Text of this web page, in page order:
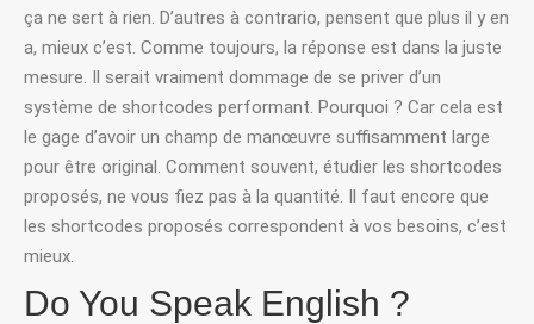
ça ne sert à rien. D’autres à contrario, pensent que plus il y en
a, mieux c’est. Comme toujours, la réponse est dans la juste
mesure. Il serait vraiment dommage de se priver d’un
système de shortcodes performant. Pourquoi ? Car cela est
le gage d’avoir un champ de manœuvre suffisamment large
pour être original. Comment souvent, étudier les shortcodes
proposés, ne vous fiez pas à la quantité. Il faut encore que
les shortcodes proposés correspondent à vos besoins, c’est
mieux.
Do You Speak English ?